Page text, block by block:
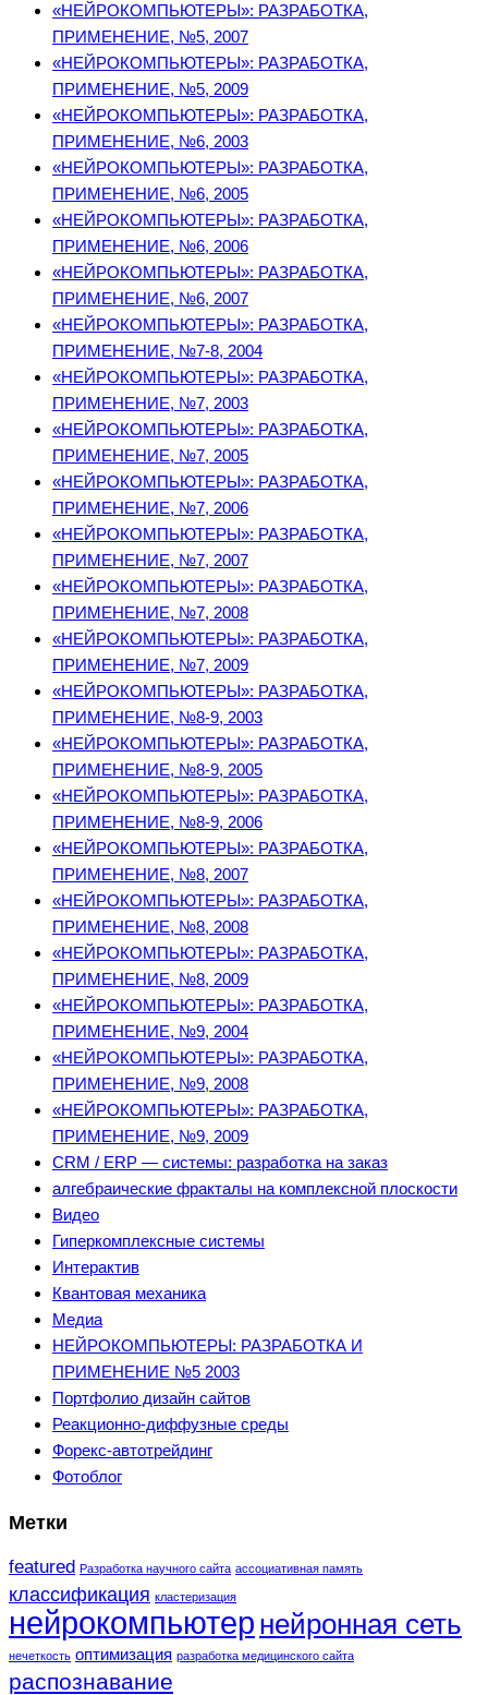
«НЕЙРОКОМПЬЮТЕРЫ»: РАЗРАБОТКА,
ПРИМЕНЕНИЕ, №5, 2007
«НЕЙРОКОМПЬЮТЕРЫ»: РАЗРАБОТКА,
ПРИМЕНЕНИЕ, №5, 2009
«НЕЙРОКОМПЬЮТЕРЫ»: РАЗРАБОТКА,
ПРИМЕНЕНИЕ, №6, 2003
«НЕЙРОКОМПЬЮТЕРЫ»: РАЗРАБОТКА,
ПРИМЕНЕНИЕ, №6, 2005
«НЕЙРОКОМПЬЮТЕРЫ»: РАЗРАБОТКА,
ПРИМЕНЕНИЕ, №6, 2006
«НЕЙРОКОМПЬЮТЕРЫ»: РАЗРАБОТКА,
ПРИМЕНЕНИЕ, №6, 2007
«НЕЙРОКОМПЬЮТЕРЫ»: РАЗРАБОТКА,
ПРИМЕНЕНИЕ, №7-8, 2004
«НЕЙРОКОМПЬЮТЕРЫ»: РАЗРАБОТКА,
ПРИМЕНЕНИЕ, №7, 2003
«НЕЙРОКОМПЬЮТЕРЫ»: РАЗРАБОТКА,
ПРИМЕНЕНИЕ, №7, 2005
«НЕЙРОКОМПЬЮТЕРЫ»: РАЗРАБОТКА,
ПРИМЕНЕНИЕ, №7, 2006
«НЕЙРОКОМПЬЮТЕРЫ»: РАЗРАБОТКА,
ПРИМЕНЕНИЕ, №7, 2007
«НЕЙРОКОМПЬЮТЕРЫ»: РАЗРАБОТКА,
ПРИМЕНЕНИЕ, №7, 2008
«НЕЙРОКОМПЬЮТЕРЫ»: РАЗРАБОТКА,
ПРИМЕНЕНИЕ, №7, 2009
«НЕЙРОКОМПЬЮТЕРЫ»: РАЗРАБОТКА,
ПРИМЕНЕНИЕ, №8-9, 2003
«НЕЙРОКОМПЬЮТЕРЫ»: РАЗРАБОТКА,
ПРИМЕНЕНИЕ, №8-9, 2005
«НЕЙРОКОМПЬЮТЕРЫ»: РАЗРАБОТКА,
ПРИМЕНЕНИЕ, №8-9, 2006
«НЕЙРОКОМПЬЮТЕРЫ»: РАЗРАБОТКА,
ПРИМЕНЕНИЕ, №8, 2007
«НЕЙРОКОМПЬЮТЕРЫ»: РАЗРАБОТКА,
ПРИМЕНЕНИЕ, №8, 2008
«НЕЙРОКОМПЬЮТЕРЫ»: РАЗРАБОТКА,
ПРИМЕНЕНИЕ, №8, 2009
«НЕЙРОКОМПЬЮТЕРЫ»: РАЗРАБОТКА,
ПРИМЕНЕНИЕ, №9, 2004
«НЕЙРОКОМПЬЮТЕРЫ»: РАЗРАБОТКА,
ПРИМЕНЕНИЕ, №9, 2008
«НЕЙРОКОМПЬЮТЕРЫ»: РАЗРАБОТКА,
ПРИМЕНЕНИЕ, №9, 2009
CRM / ERP — системы: разработка на заказ
алгебраические фракталы на комплексной плоскости
Видео
Гиперкомплексные системы
Интерактив
Квантовая механика
Медиа
НЕЙРОКОМПЬЮТЕРЫ: РАЗРАБОТКА И
ПРИМЕНЕНИЕ №5 2003
Портфолио дизайн сайтов
Реакционно-диффузные среды
Форекс-автотрейдинг
Фотоблог
Метки
featured Разработка научного сайта ассоциативная память
классификация кластеризация
нейрокомпьютер нейронная сеть
нечеткость оптимизация разработка медицинского сайта
распознавание